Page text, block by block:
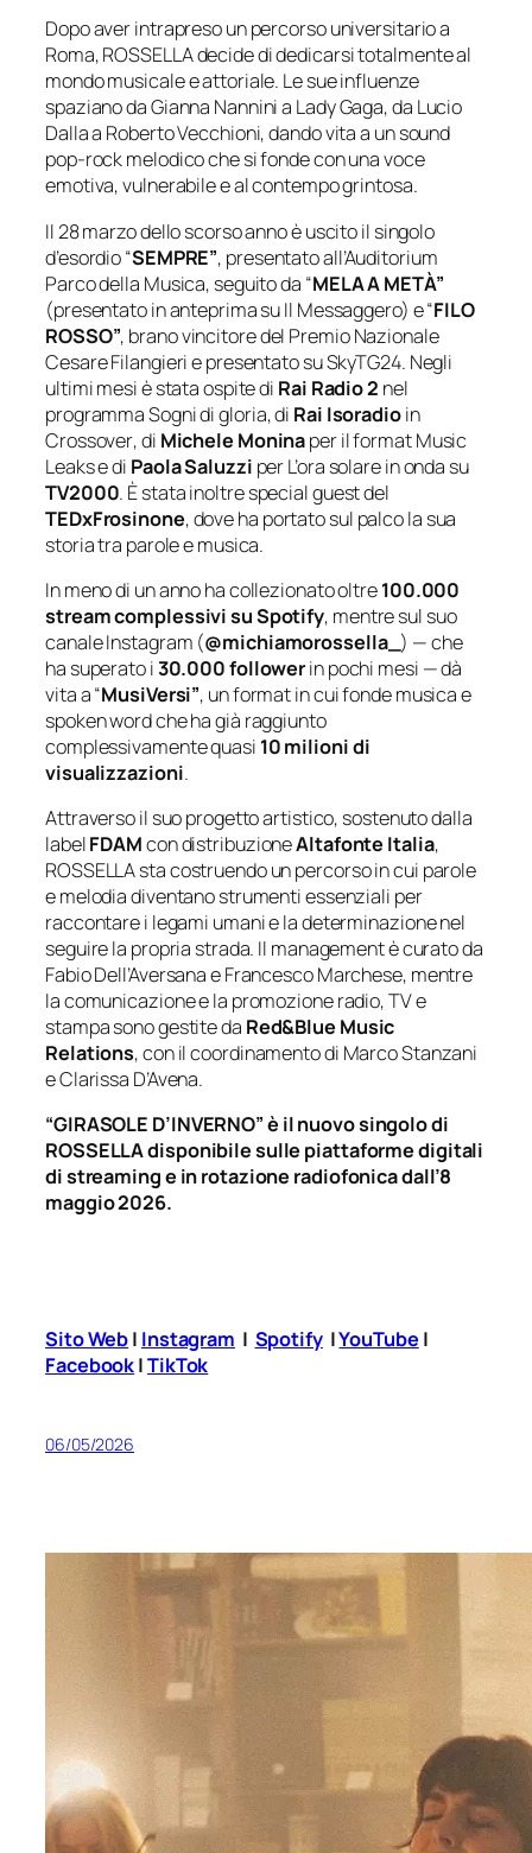
Dopo aver intrapreso un percorso universitario a
Roma, ROSSELLA decide di dedicarsi totalmente al
mondo musicale e attoriale. Le sue influenze
spaziano da Gianna Nannini a Lady Gaga, da Lucio
Dalla a Roberto Vecchioni, dando vita a un sound
pop-rock melodico che si fonde con una voce
emotiva, vulnerabile e al contempo grintosa.
Il 28 marzo dello scorso anno è uscito il singolo
d’esordio “SEMPRE”, presentato all’Auditorium
Parco della Musica, seguito da “MELA A METÀ”
(presentato in anteprima su Il Messaggero) e “FILO
ROSSO”, brano vincitore del Premio Nazionale
Cesare Filangieri e presentato su SkyTG24. Negli
ultimi mesi è stata ospite di Rai Radio 2 nel
programmaSogni di gloria, di Rai Isoradioin
Crossover, di Michele Moninaper il formatMusic
Leakse di Paola Saluzzi perL’ora solarein onda su
TV2000. È stata inoltre special guest del
TEDxFrosinone, dove ha portato sul palco la sua
storia tra parole e musica.
In meno di un anno ha collezionato oltre100.000
stream complessivi su Spotify, mentre sul suo
canale Instagram (@michiamorossella_ ) — che
ha superato i30.000 followerin pochi mesi — dà
vita a “MusiVersi”, un format in cui fonde musica e
spoken word che ha già raggiunto
complessivamente quasi 10 milioni di
visualizzazioni.
Attraverso il suo progetto artistico, sostenuto dalla
labelFDAMcon distribuzioneAltafonte Italia,
ROSSELLA sta costruendo un percorso in cui parole
e melodia diventano strumenti essenziali per
raccontare i legami umani e la determinazione nel
seguire la propria strada. Il management è curato da
Fabio Dell’Aversana e Francesco Marchese, mentre
la comunicazione e la promozione radio, TV e
stampa sono gestite da Red&Blue Music
Relations, con il coordinamento di Marco Stanzani
e Clarissa D’Avena.
“GIRASOLE D’INVERNO” è il nuovo singolo di
ROSSELLA disponibile sulle piattaforme digitali
di streaming e in rotazione radiofonica dall’8
maggio 2026.
Sito Web| Instagram | Spotify|YouTube |
Facebook|TikTok
06/05/2026